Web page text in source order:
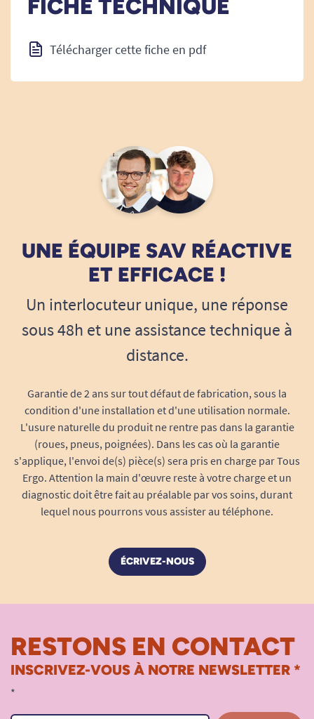
FICHE TECHNIQUE
Télécharger cette fiche en pdf
UNE ÉQUIPE SAV RÉACTIVE
ET EFFICACE !
Un interlocuteur unique, une réponse
sous 48h et une assistance technique à
distance.
Garantie de 2 ans sur tout défaut de fabrication, sous la
condition d'une installation et d'une utilisation normale.
L'usure naturelle du produit ne rentre pas dans la garantie
(roues, pneus, poignées). Dans les cas où la garantie
s'applique, l'envoi de(s) pièce(s) sera pris en charge par Tous
Ergo. Attention la main d'œuvre reste à votre charge et un
diagnostic doit être fait au préalable par vos soins, durant
lequel nous pourrons vous assister au téléphone.
ÉCRIVEZ-NOUS
RESTONS EN CONTACT
INSCRIVEZ-VOUS À NOTRE NEWSLETTER *
*